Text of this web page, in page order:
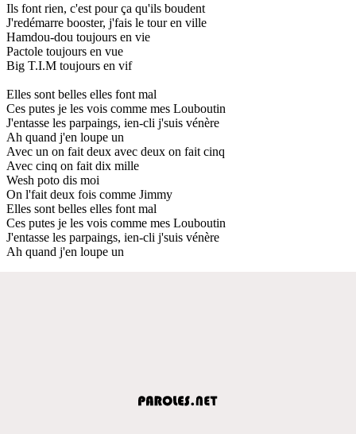
Ils font rien, c'est pour ça qu'ils boudent
J'redémarre booster, j'fais le tour en ville
Hamdou-dou toujours en vie
Pactole toujours en vue
Big T.I.M toujours en vif
Elles sont belles elles font mal
Ces putes je les vois comme mes Louboutin
J'entasse les parpaings, ien-cli j'suis vénère
Ah quand j'en loupe un
Avec un on fait deux avec deux on fait cinq
Avec cinq on fait dix mille
Wesh poto dis moi
On l'fait deux fois comme Jimmy
Elles sont belles elles font mal
Ces putes je les vois comme mes Louboutin
J'entasse les parpaings, ien-cli j'suis vénère
Ah quand j'en loupe un